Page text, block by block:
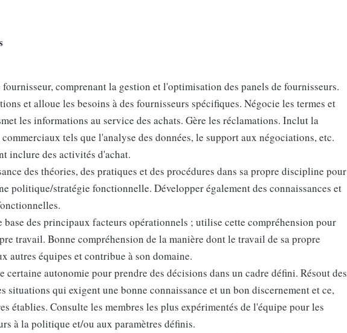
comprenant la gestion et l'optimisation des panels de fournisseurs.
et alloue les besoins à des fournisseurs spécifiques. Négocie les termes et
les informations au service des achats. Gère les réclamations. Inclut la
commerciaux tels que l'analyse des données, le support aux négociations, etc.
inclure des activités d'achat.
des théories, des pratiques et des procédures dans sa propre discipline pour
politique/stratégie fonctionnelle. Développer également des connaissances et
base des principaux facteurs opérationnels ; utilise cette compréhension pour
travail. Bonne compréhension de la manière dont le travail de sa propre
autres équipes et contribue à son domaine.
certaine autonomie pour prendre des décisions dans un cadre défini. Résout des
situations qui exigent une bonne connaissance et un bon discernement et ce,
établies. Consulte les membres les plus expérimentés de l'équipe pour les
à la politique et/ou aux paramètres définis.